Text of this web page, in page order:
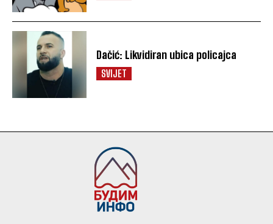
Dačić: Likvidiran ubica policajca
SVIJET